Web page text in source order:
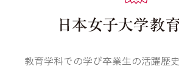
教育学科での学び卒業生の活躍歴史